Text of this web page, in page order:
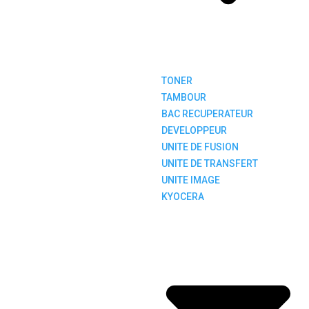
TONER
TAMBOUR
BAC RECUPERATEUR
DEVELOPPEUR
UNITE DE FUSION
UNITE DE TRANSFERT
UNITE IMAGE
KYOCERA